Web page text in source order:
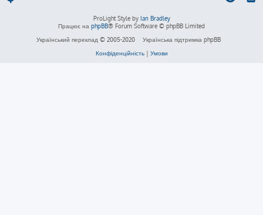
ProLight Style by Ian Bradley
Працює на phpBB® Forum Software © phpBB Limited
Український переклад © 2005-2020
Українська підтримка phpBB
Конфіденційність| Умови